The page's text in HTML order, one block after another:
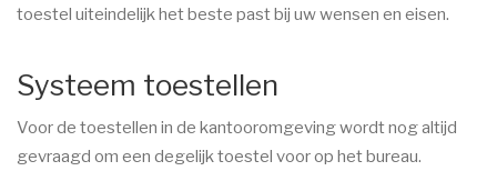
toestel uiteindelijk het beste past bij uw wensen en eisen.
Systeem toestellen
Voor de toestellen in de kantooromgeving wordt nog altijd
gevraagd om een degelijk toestel voor op het bureau.